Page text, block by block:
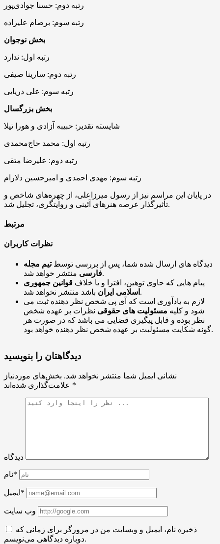
رتبه دوم: حسنا جوادی‌پور
رتبه سوم: برصام علیزاده
بخش نوجوان
رتبه اول: ندارد
رتبه دوم: سارینا صیفی
رتبه سوم: علی دریایی
بخش بزرگسال
شایسته تقدیر: حبیبه آزادی و هورا تیلا
رتبه اول: محمد حاج‌محمدی
رتبه دوم: علیرضا متقی
رتبه سوم: مهدی احمدی و امیرحسین دلارام
در پایان این مراسم نیز از رسول میرزاعلی، از چهره‌های شاخص و
تأثیرگذار عرصه هنرهای آئینی و روایتگری، تجلیل شد.
مرتبط
نظرات کاربران
دیدگاه های ارسال شده شما، پس از بررسی توسطتیم مجله
فارسیمنتشر خواهد شد.
پیام هایی که حاوی توهین، افترا و یا خلاف قوانین جمهوری
اسلامی ایران باشد منتشر نخواهد شد.
لازم به یادآوری است که آی پی شخص نظر دهنده ثبت می
شود و کلیه مسئولیت های حقوقی نظرات بر عهده شخص
نظر بوده و قابل پیگیری قضایی می باشد که در صورت هر
گونه شکایت مسئولیت بر عهده شخص نظر دهنده خواهد بود.
دیدگاهتان را بنویسید
نشانی ایمیل شما منتشر نخواهد شد. بخش‌های موردنیاز
*
دیدگاه
نام*
ایمیل*
وب سایت
ذخیره نام، ایمیل و وبسایت من در مرورگر برای زمانی که
دوباره دیدگاهی می‌نویسم.